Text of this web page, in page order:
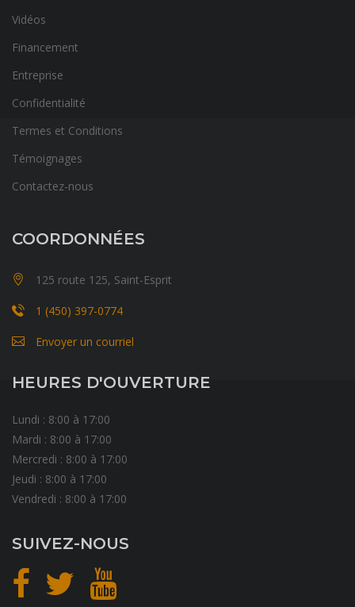
Vidéos
Financement
Entreprise
Confidentialité
Termes et Conditions
Témoignages
Contactez-nous
COORDONNÉES
125 route 125, Saint-Esprit
1 (450) 397-0774
Envoyer un courriel
HEURES D'OUVERTURE
Lundi : 8:00 à 17:00
Mardi : 8:00 à 17:00
Mercredi : 8:00 à 17:00
Jeudi : 8:00 à 17:00
Vendredi : 8:00 à 17:00
SUIVEZ-NOUS